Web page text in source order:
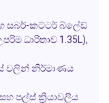
සබර්-කට්ටර් බ්ලේඩ්
ධාරිතාව 1.35L),
වලින් නිර්මාණය
පල්ස් ක්‍රියාවලිය